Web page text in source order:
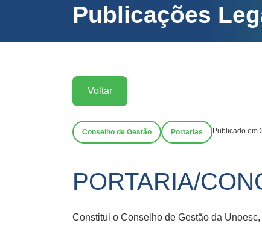
Publicações
Voltar
Conselho de Gestão Portarias Publicado em
PORTARIA/
Constitui o Conselho de Gestão da